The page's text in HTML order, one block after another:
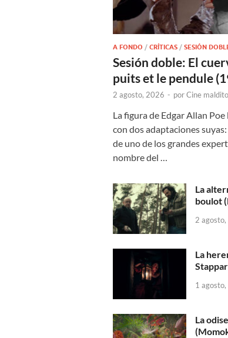
A FONDO /CRÍTICAS /SESIÓN
Sesión doble: El
puits et le pendule
2 agosto, 2026 - porCine maldito
La figura de Edgar Allan
con dos adaptaciones
de uno de los grandes
nombre del …
La
boulot
2
La
1
La